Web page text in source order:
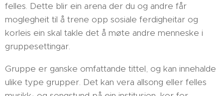
felles. Dette blir ein arena der du og andre får
moglegheit til å trene opp sosiale ferdigheitar og
korleis ein skal takle det å møte andre menneske i
gruppesettingar.
Gruppe er ganske omfattande tittel, og kan innehalde
ulike type grupper. Det kan vera allsong eller felles